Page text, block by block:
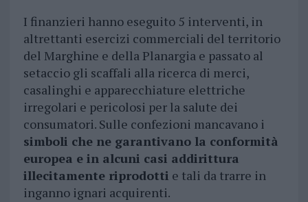
I finanzieri hanno eseguito 5 interventi, in
altrettanti esercizi commerciali del territorio
del Marghine e della Planargia e passato al
setaccio gli scaffali alla ricerca di merci,
casalinghi e apparecchiature elettriche
irregolari e pericolosi per la salute dei
consumatori. Sulle confezioni mancavano i
simboli che ne garantivano la conformità
europea e in alcuni casi addirittura
illecitamente riprodotti e tali da trarre in
inganno ignari acquirenti.